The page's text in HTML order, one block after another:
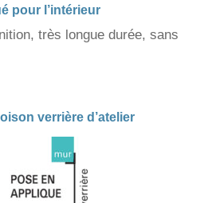
pour l’intérieur
très longue durée, sans
verrière d’atelier